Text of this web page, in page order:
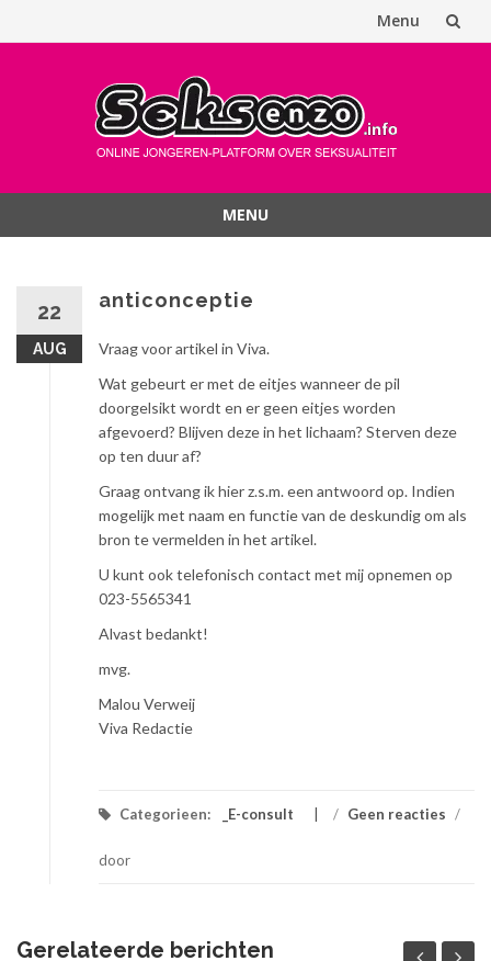
Menu
MENU
22
AUG
anticonceptie
Vraag voor artikel in Viva.
Wat gebeurt er met de eitjes wanneer de pil
doorgelsikt wordt en er geen eitjes worden
afgevoerd? Blijven deze in het lichaam? Sterven deze
op ten duur af?
Graag ontvang ik hier z.s.m. een antwoord op. Indien
mogelijk met naam en functie van de deskundig om als
bron te vermelden in het artikel.
U kunt ook telefonisch contact met mij opnemen op
023-5565341
Alvast bedankt!
mvg.
Malou Verweij
Viva Redactie
Categorieen: _E-consult / Geen reacties /
door
Gerelateerde berichten